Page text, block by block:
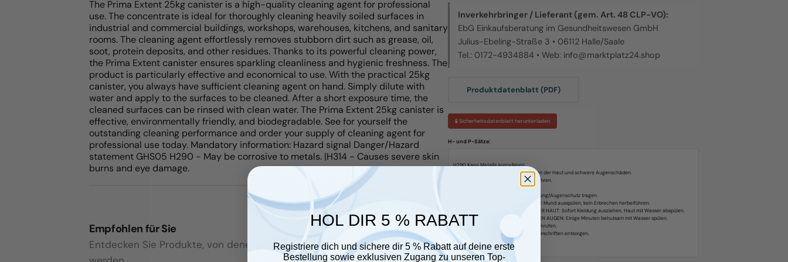
The Prima Extent 25kg canister is a high-quality cleaning agent for professional
use. The concentrate is ideal for thoroughly cleaning heavily soiled surfaces in
industrial and commercial buildings, workshops, warehouses, kitchens, and sanitary
rooms. The cleaning agent effortlessly removes stubborn dirt such as grease, oil,
soot, protein deposits, and other residues. Thanks to its powerful cleaning power,
the Prima Extent canister ensures sparkling cleanliness and hygienic freshness. The
product is particularly effective and economical to use. With the practical 25kg
canister, you always have sufficient cleaning agent on hand. Simply dilute with
water and apply to the surfaces to be cleaned. After a short exposure time, the
cleaned surfaces can be rinsed with clean water. The Prima Extent 25kg canister is
effective, environmentally friendly, and biodegradable. See for yourself the
outstanding cleaning performance and order your supply of cleaning agent for
professional use today. Mandatory information: Hazard signal Danger/Hazard
statement GHS05 H290 - May be corrosive to metals. |H314 - Causes severe skin
burns and eye damage.
Empfohlen für Sie
Entdecken Sie Produkte, von denen wir glauben, dass sie Ihnen gefallen
Inverkehrbringer / Lieferant (gem. Art. 48 CLP-VO):
EbG Einkaufsberatung im Gesundheitswesen GmbH
Julius-Ebeling-Straße 3 • 06112 Halle/Saale
Tel.: 0172-4934884 • Web: info@marktplatz24.shop
Produktdatenblatt (PDF)
🧪 Sicherheitsdatenblatt herunterladen
H- und P-Sätze:
H290 Kann Metalle korrodieren.
H314 Verursacht schwere Verätzungen der Haut und schwere Augenschäden.
P234 Nur im Originalbehälter aufbewahren.
P260 Dampf/Aerosol nicht einatmen.
P280 Schutzhandschuhe/Schutzkleidung/Augenschutz tragen.
P301+P330+P331 BEI VERSCHLUCKEN: Mund ausspülen, kein Erbrechen herbeiführen.
P303+P361+P353 BEI KONTAKT MIT DER HAUT: Sofort Kleidung ausziehen, Haut mit Wasser abspülen.
P305+P351+P338 BEI KONTAKT MIT DEN AUGEN: Einige Minuten behutsam mit Wasser spülen.
P310 Sofort Giftinformationszentrum anrufen.
P501 Inhalt/Behälter gemäß lokalen Vorschriften entsorgen.
Signalwort: Gefahr
HOL DIR 5 % RABATT
Registriere dich und sichere dir 5 % Rabatt auf deine erste
Bestellung sowie exklusiven Zugang zu unseren Top-